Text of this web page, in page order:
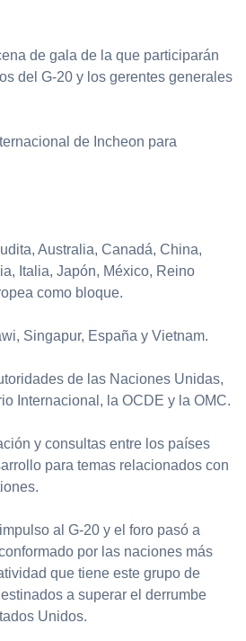
de gala de la que participarán
del G-20 y los gerentes generales
de Incheon para
Australia, Canadá, China,
Italia, Japón, México, Reino
como bloque.
Singapur, España y Vietnam.
de las Naciones Unidas,
Internacional, la OCDE y la OMC.
y consultas entre los países
para temas relacionados con
al G-20 y el foro pasó a
por las naciones más
que tiene este grupo de
a superar el derrumbe
Unidos.